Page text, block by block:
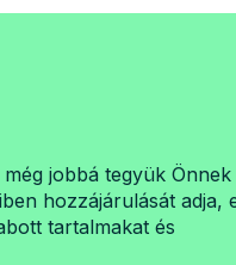
jobbá tegyük Önnek
hozzájárulását adja,
tartalmakat és